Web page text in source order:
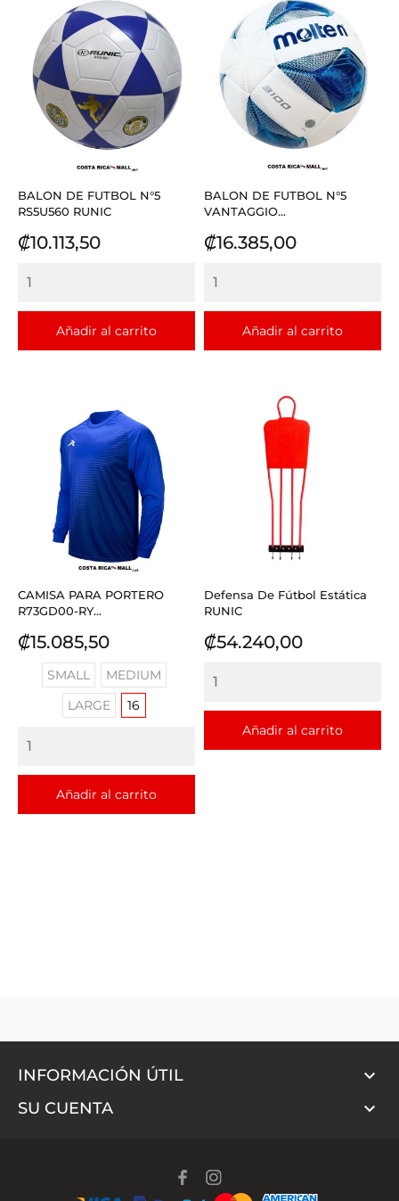
BALON DE FUTBOL N°5
RS5U560 RUNIC
Precio
₡10.113,50
Añadir al carrito
BALON DE FUTBOL N°5
VANTAGGIO...
Precio
₡16.385,00
Añadir al carrito
CAMISA PARA PORTERO
R73GD00-RY...
Precio
₡15.085,50
SMALL
MEDIUM
LARGE
16
Añadir al carrito
Defensa De Fútbol Estática
RUNIC
Precio
₡54.240,00
Añadir al carrito
INFORMACIÓN ÚTIL 
SU CUENTA 